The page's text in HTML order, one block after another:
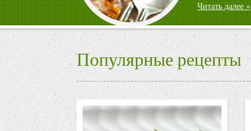
Читать далее »
Популярные рецепты